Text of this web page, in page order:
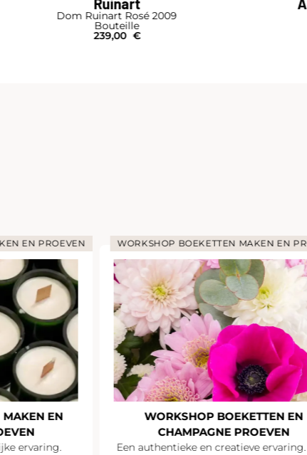
Ruinart
Dom Ruinart Rosé 2009
Bouteille
239,00 €
EN PROEVEN
EN
ervaring.
WORKSHOP BOEKETTEN MAKEN EN
WORKSHOP BOEKETTEN EN
CHAMPAGNE PROEVEN
Een authentieke en creatieve